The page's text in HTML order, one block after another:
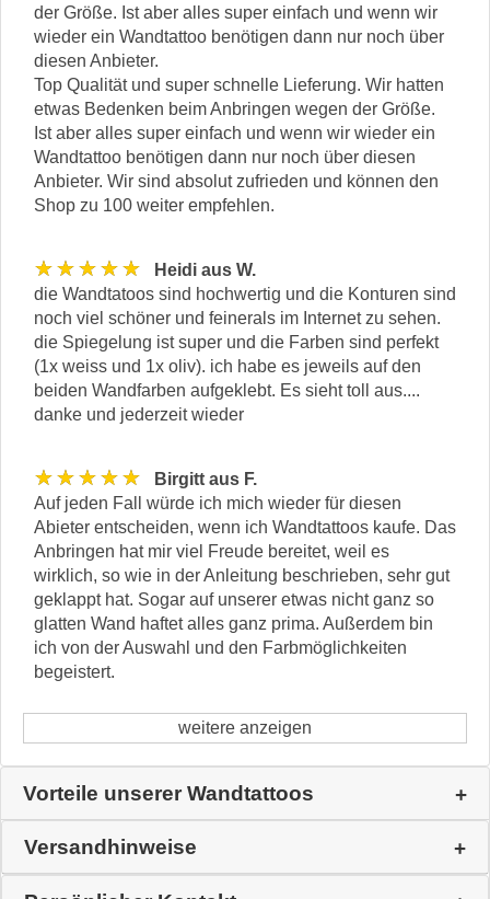
der Größe. Ist aber alles super einfach und wenn wir
wieder ein Wandtattoo benötigen dann nur noch über
diesen Anbieter.
Top Qualität und super schnelle Lieferung. Wir hatten
etwas Bedenken beim Anbringen wegen der Größe.
Ist aber alles super einfach und wenn wir wieder ein
Wandtattoo benötigen dann nur noch über diesen
Anbieter. Wir sind absolut zufrieden und können den
Shop zu 100 weiter empfehlen.
★★★★★
Heidi aus W.
die Wandtatoos sind hochwertig und die Konturen sind
noch viel schöner und feinerals im Internet zu sehen.
die Spiegelung ist super und die Farben sind perfekt
(1x weiss und 1x oliv). ich habe es jeweils auf den
beiden Wandfarben aufgeklebt. Es sieht toll aus....
danke und jederzeit wieder
★★★★★
Birgitt aus F.
Auf jeden Fall würde ich mich wieder für diesen
Abieter entscheiden, wenn ich Wandtattoos kaufe. Das
Anbringen hat mir viel Freude bereitet, weil es
wirklich, so wie in der Anleitung beschrieben, sehr gut
geklappt hat. Sogar auf unserer etwas nicht ganz so
glatten Wand haftet alles ganz prima. Außerdem bin
ich von der Auswahl und den Farbmöglichkeiten
begeistert.
weitere anzeigen
Vorteile unserer Wandtattoos
Versandhinweise